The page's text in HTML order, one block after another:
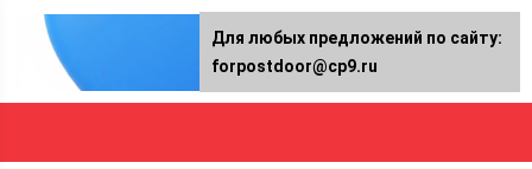
Для любых предложений по сайту:
forpostdoor@cp9.ru